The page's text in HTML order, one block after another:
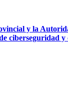
y la
ciberseguridad y